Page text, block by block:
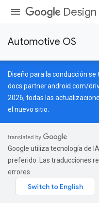
Automotive OS
Diseño para la conducción se
docs.partner.android.com/
2026, todas las
el nuevo sitio.
Google utiliza tecnología de
preferido. Las traducciones
errores.